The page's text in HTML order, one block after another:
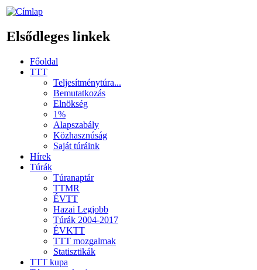
Elsődleges linkek
Főoldal
TTT
Teljesítménytúra...
Bemutatkozás
Elnökség
1%
Alapszabály
Közhasznúság
Saját túráink
Hírek
Túrák
Túranaptár
TTMR
ÉVTT
Hazai Legjobb
Túrák 2004-2017
ÉVKTT
TTT mozgalmak
Statisztikák
TTT kupa